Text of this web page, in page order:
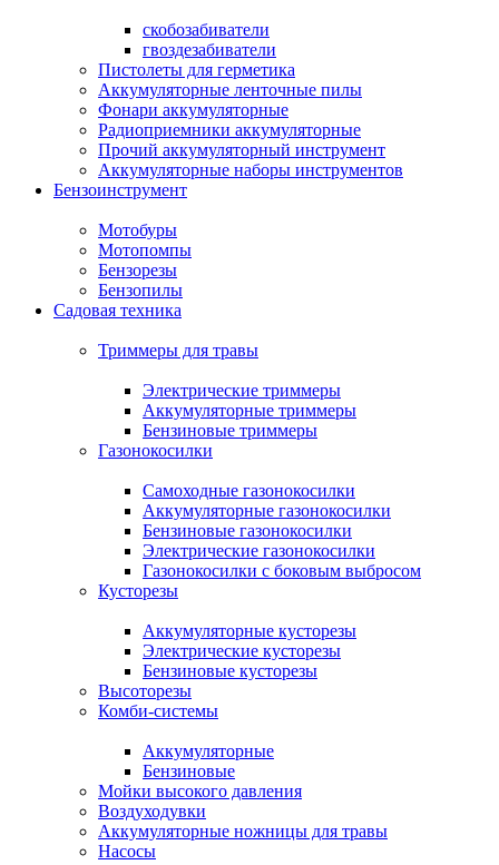
скобозабиватели
гвоздезабиватели
Пистолеты для герметика
Аккумуляторные ленточные пилы
Фонари аккумуляторные
Радиоприемники аккумуляторные
Прочий аккумуляторный инструмент
Аккумуляторные наборы инструментов
Бензоинструмент
Мотобуры
Мотопомпы
Бензорезы
Бензопилы
Садовая техника
Триммеры для травы
Электрические триммеры
Аккумуляторные триммеры
Бензиновые триммеры
Газонокосилки
Самоходные газонокосилки
Аккумуляторные газонокосилки
Бензиновые газонокосилки
Электрические газонокосилки
Газонокосилки с боковым выбросом
Кусторезы
Аккумуляторные кусторезы
Электрические кусторезы
Бензиновые кусторезы
Высоторезы
Комби-системы
Аккумуляторные
Бензиновые
Мойки высокого давления
Воздуходувки
Аккумуляторные ножницы для травы
Насосы